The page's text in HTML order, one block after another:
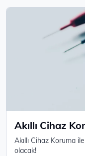
Akıllı Cihaz
Akıllı Cihaz Koruma
olacak! ​​​​